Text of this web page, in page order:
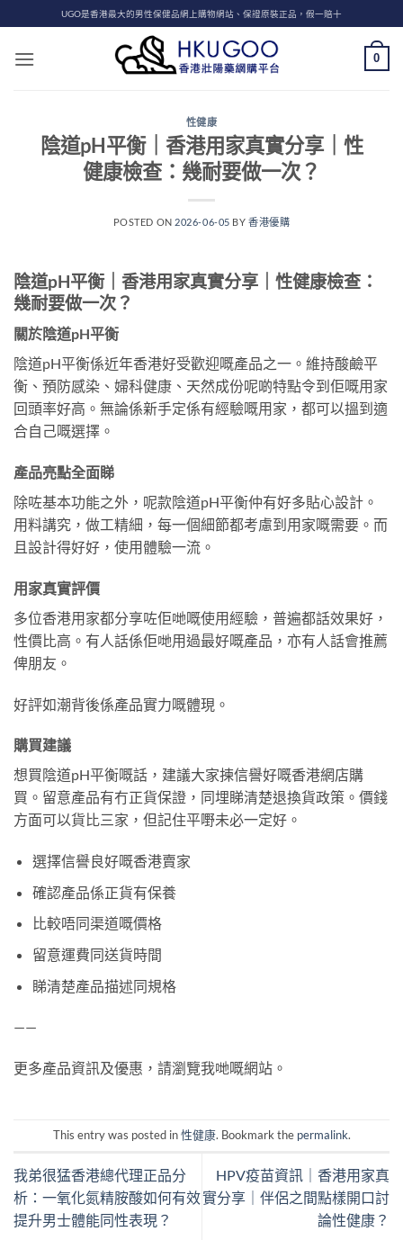
to
content
UGO是香港最大的男性保健品網上購物網站、保證原裝正品，假一賠十
0
性健康
陰道pH平衡｜香港用家真實分享｜性
健康檢查：幾耐要做一次？
POSTED ON 2026-06-05 BY香港優購
陰道pH平衡｜香港用家真實分享｜性健康檢查：
幾耐要做一次？
關於陰道pH平衡
陰道pH平衡係近年香港好受歡迎嘅產品之一。維持酸鹼平
衡、預防感染、婦科健康、天然成份呢啲特點令到佢嘅用家
回頭率好高。無論係新手定係有經驗嘅用家，都可以搵到適
合自己嘅選擇。
產品亮點全面睇
除咗基本功能之外，呢款陰道pH平衡仲有好多貼心設計。
用料講究，做工精細，每一個細節都考慮到用家嘅需要。而
且設計得好好，使用體驗一流。
用家真實評價
多位香港用家都分享咗佢哋嘅使用經驗，普遍都話效果好，
性價比高。有人話係佢哋用過最好嘅產品，亦有人話會推薦
俾朋友。
好評如潮背後係產品實力嘅體現。
購買建議
想買陰道pH平衡嘅話，建議大家揀信譽好嘅香港網店購
買。留意產品有冇正貨保證，同埋睇清楚退換貨政策。價錢
方面可以貨比三家，但記住平嘢未必一定好。
選擇信譽良好嘅香港賣家
確認產品係正貨有保養
比較唔同渠道嘅價格
留意運費同送貨時間
睇清楚產品描述同規格
——
更多產品資訊及優惠，請瀏覽我哋嘅網站。
This entry was posted in性健康. Bookmark the permalink.
我弟很猛香港總代理正品分
析：一氧化氮精胺酸如何有效
提升男士體能同性表現？
HPV疫苗資訊｜香港用家真
實分享｜伴侶之間點樣開口討
論性健康？